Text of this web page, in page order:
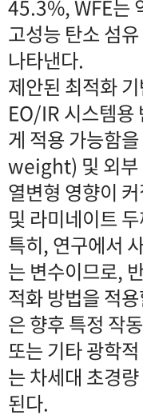
45.3%, WFE는
고성능 탄소 섬
나타낸다.
제안된 최적화
EO/IR 시스템용
게 적용 가능함
weight) 및 외부
열변형 영향이
및 라미네이트
특히, 연구에서
는 변수이므로,
적화 방법을 적
은 향후 특정 작
또는 기타 광학
는 차세대 초경
된다.